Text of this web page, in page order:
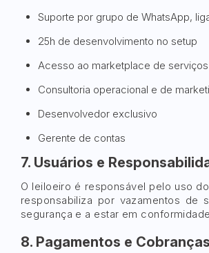
Suporte por grupo de WhatsApp,
25h de desenvolvimento no setup
Acesso ao marketplace de
Consultoria operacional e de
Desenvolvedor exclusivo
Gerente de contas
7. Usuários e
O leiloeiro é responsável pelo uso
responsabiliza por vazamentos de
segurança e a estar em
8. Pagamentos e Cobranças